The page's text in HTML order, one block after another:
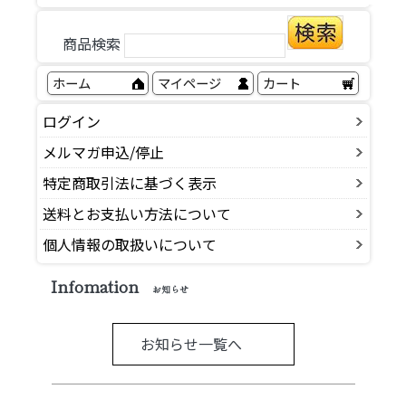
商品検索
ホーム マイページ カート
ログイン
メルマガ申込/停止
特定商取引法に基づく表示
送料とお支払い方法について
個人情報の取扱いについて
Infomation お知らせ
お知らせ一覧へ